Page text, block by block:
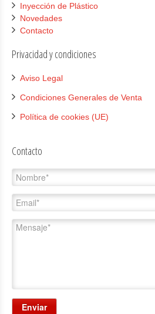
Inyección de Plástico
Novedades
Contacto
Privacidad y condiciones
Aviso Legal
Condiciones Generales de Venta
Política de cookies (UE)
Contacto